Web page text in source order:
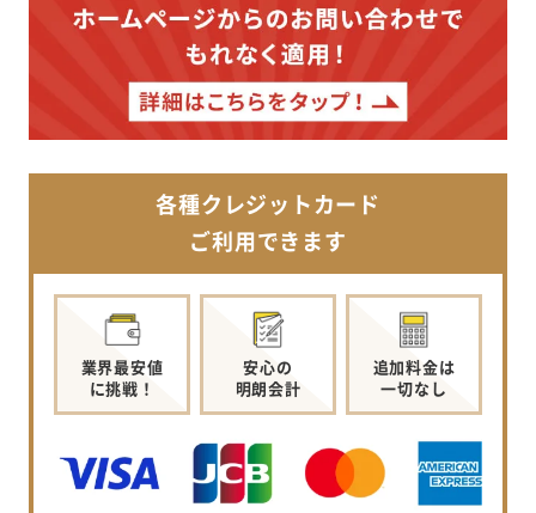
各種クレジットカード
ご利用できます
業界最安値
に挑戦！
安心の
明朗会計
追加料金は
一切なし